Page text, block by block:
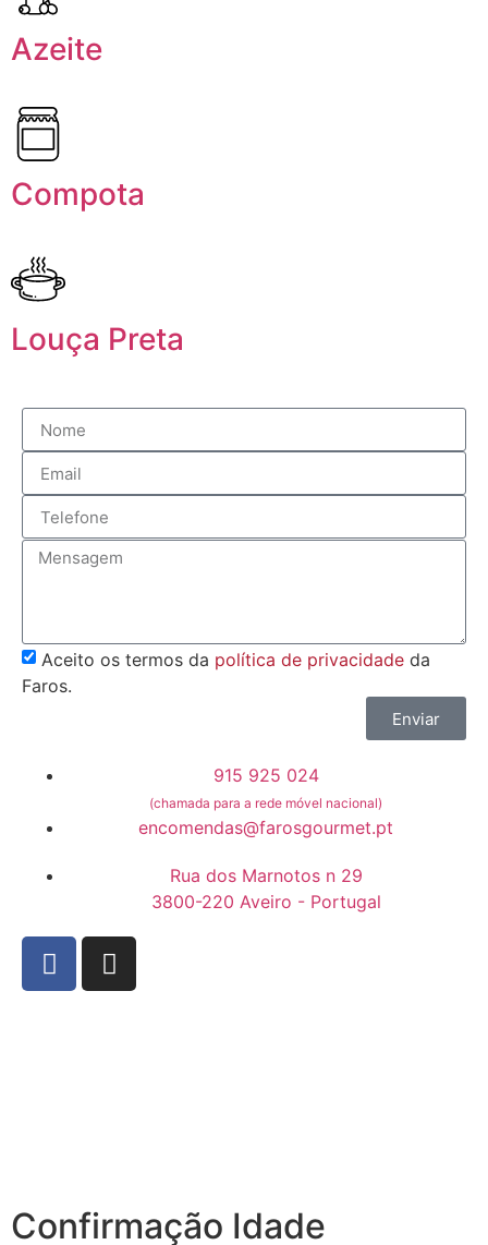
Azeite
Compota
Louça Preta
Aceito os termos da política de privacidade da
Faros.
Enviar
915 925 024
(chamada para a rede móvel nacional)
encomendas@farosgourmet.pt
Rua dos Marnotos n 29
3800-220 Aveiro - Portugal
Confirmação Idade